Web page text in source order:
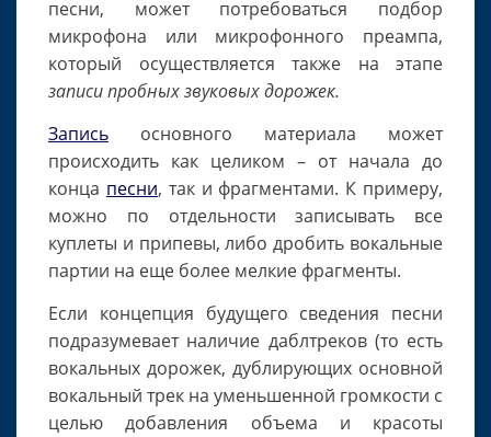
песни, может потребоваться подбор
микрофона или микрофонного преампа,
который осуществляется также на этапе
записи пробных звуковых дорожек.
Запись основного материала может
происходить как целиком – от начала до
конца песни, так и фрагментами. К примеру,
можно по отдельности записывать все
куплеты и припевы, либо дробить вокальные
партии на еще более мелкие фрагменты.
Если концепция будущего сведения песни
подразумевает наличие даблтреков (то есть
вокальных дорожек, дублирующих основной
вокальный трек на уменьшенной громкости с
целью добавления объема и красоты